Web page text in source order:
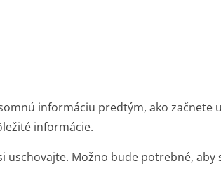
informáciu predtým, ako začnete
informácie.
uschovajte. Možno bude potrebné, aby